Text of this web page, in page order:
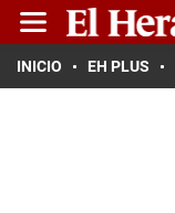
INICIO EH PLUS